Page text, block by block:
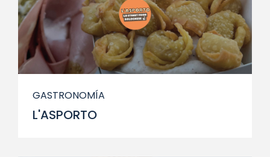
GASTRONOMÍA
L'ASPORTO